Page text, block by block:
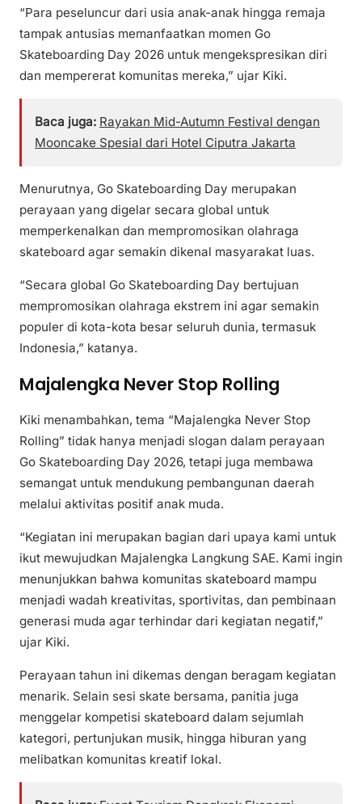
“Para peseluncur dari usia anak-anak hingga remaja
tampak antusias memanfaatkan momen Go
Skateboarding Day 2026 untuk mengekspresikan diri
dan mempererat komunitas mereka,” ujar Kiki.
Baca juga: Rayakan Mid-Autumn Festival dengan
Mooncake Spesial dari Hotel Ciputra Jakarta
Menurutnya, Go Skateboarding Day merupakan
perayaan yang digelar secara global untuk
memperkenalkan dan mempromosikan olahraga
skateboard agar semakin dikenal masyarakat luas.
“Secara global Go Skateboarding Day bertujuan
mempromosikan olahraga ekstrem ini agar semakin
populer di kota-kota besar seluruh dunia, termasuk
Indonesia,” katanya.
Majalengka Never Stop Rolling
Kiki menambahkan, tema “Majalengka Never Stop
Rolling” tidak hanya menjadi slogan dalam perayaan
Go Skateboarding Day 2026, tetapi juga membawa
semangat untuk mendukung pembangunan daerah
melalui aktivitas positif anak muda.
“Kegiatan ini merupakan bagian dari upaya kami untuk
ikut mewujudkan Majalengka Langkung SAE. Kami ingin
menunjukkan bahwa komunitas skateboard mampu
menjadi wadah kreativitas, sportivitas, dan pembinaan
generasi muda agar terhindar dari kegiatan negatif,”
ujar Kiki.
Perayaan tahun ini dikemas dengan beragam kegiatan
menarik. Selain sesi skate bersama, panitia juga
menggelar kompetisi skateboard dalam sejumlah
kategori, pertunjukan musik, hingga hiburan yang
melibatkan komunitas kreatif lokal.